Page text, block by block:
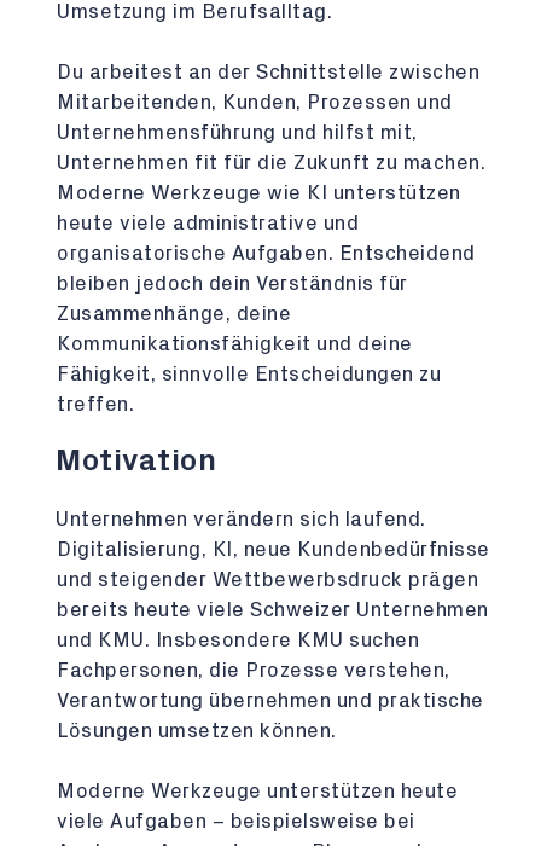
Umsetzung im Berufsalltag.
Du arbeitest an der Schnittstelle zwischen
Mitarbeitenden, Kunden, Prozessen und
Unternehmensführung und hilfst mit,
Unternehmen fit für die Zukunft zu machen.
Moderne Werkzeuge wie KI unterstützen
heute viele administrative und
organisatorische Aufgaben. Entscheidend
bleiben jedoch dein Verständnis für
Zusammenhänge, deine
Kommunikationsfähigkeit und deine
Fähigkeit, sinnvolle Entscheidungen zu
treffen.
Motivation
Unternehmen verändern sich laufend.
Digitalisierung, KI, neue Kundenbedürfnisse
und steigender Wettbewerbsdruck prägen
bereits heute viele Schweizer Unternehmen
und KMU. Insbesondere KMU suchen
Fachpersonen, die Prozesse verstehen,
Verantwortung übernehmen und praktische
Lösungen umsetzen können.
Moderne Werkzeuge unterstützen heute
viele Aufgaben – beispielsweise bei